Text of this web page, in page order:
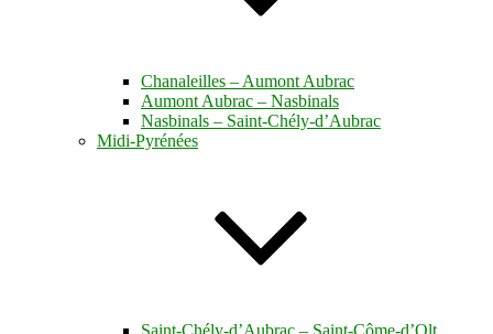
Chanaleilles – Aumont Aubrac
Aumont Aubrac – Nasbinals
Nasbinals – Saint-Chély-d’Aubrac
Midi-Pyrénées
Saint-Chély-d’Aubrac – Saint-Côme-d’Olt